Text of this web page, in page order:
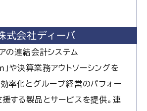
式会社ディーバ
の連結会計システム
や決算業務アウトソーシングを
率化とグループ経営のパフォー
する製品とサービスを提供。連